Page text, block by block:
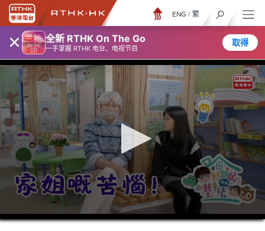
× 全新 RTHK On The Go
一手掌握 RTHK 电台、电视节目
取得
ENG / 繁
0
seconds